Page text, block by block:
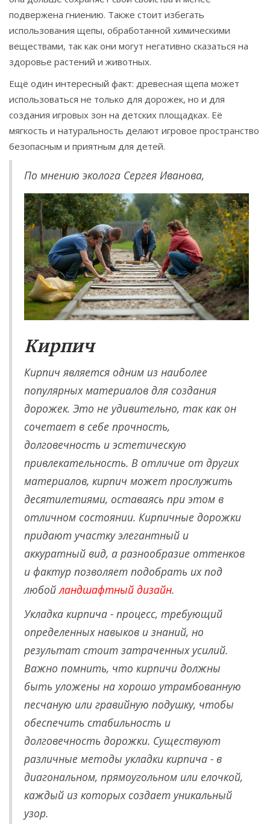
подвержена гниению. Также стоит избегать
использования щепы, обработанной химическими
веществами, так как они могут негативно сказаться на
здоровье растений и животных.
Ещё один интересный факт: древесная щепа может
использоваться не только для дорожек, но и для
создания игровых зон на детских площадках. Её
мягкость и натуральность делают игровое пространство
безопасным и приятным для детей.
По мнению эколога Сергея Иванова,
Кирпич
Кирпич является одним из наиболее
популярных материалов для создания
дорожек. Это не удивительно, так как он
сочетает в себе прочность,
долговечность и эстетическую
привлекательность. В отличие от других
материалов, кирпич может прослужить
десятилетиями, оставаясь при этом в
отличном состоянии. Кирпичные дорожки
придают участку элегантный и
аккуратный вид, а разнообразие оттенков
и фактур позволяет подобрать их под
любойландшафтный дизайн.
Укладка кирпича - процесс, требующий
определенных навыков и знаний, но
результат стоит затраченных усилий.
Важно помнить, что кирпичи должны
быть уложены на хорошо утрамбованную
песчаную или гравийную подушку, чтобы
обеспечить стабильность и
долговечность дорожки. Существуют
различные методы укладки кирпича - в
диагональном, прямоугольном или елочкой,
каждый из которых создает уникальный
узор.